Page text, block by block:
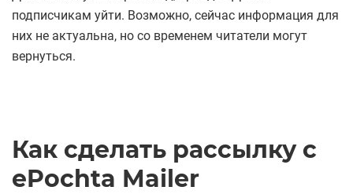
подписчикам уйти. Возможно, сейчас информация для
них не актуальна, но со временем читатели могут
вернуться.
Как сделать рассылку с
ePochta Mailer